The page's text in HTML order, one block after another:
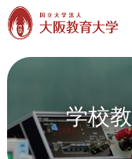
本文へ
学校